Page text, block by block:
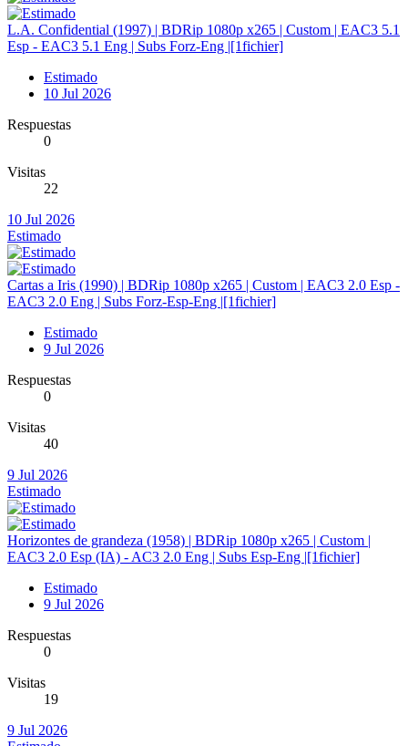
L.A. Confidential (1997) | BDRip 1080p x265 | Custom | EAC3 5.1
Esp - EAC3 5.1 Eng | Subs Forz-Eng |[1fichier]
Estimado
10 Jul 2026
Respuestas
0
Visitas
22
10 Jul 2026
Estimado
Cartas a Iris (1990) | BDRip 1080p x265 | Custom | EAC3 2.0 Esp -
EAC3 2.0 Eng | Subs Forz-Esp-Eng |[1fichier]
Estimado
9 Jul 2026
Respuestas
0
Visitas
40
9 Jul 2026
Estimado
Horizontes de grandeza (1958) | BDRip 1080p x265 | Custom |
EAC3 2.0 Esp (IA) - AC3 2.0 Eng | Subs Esp-Eng |[1fichier]
Estimado
9 Jul 2026
Respuestas
0
Visitas
19
9 Jul 2026